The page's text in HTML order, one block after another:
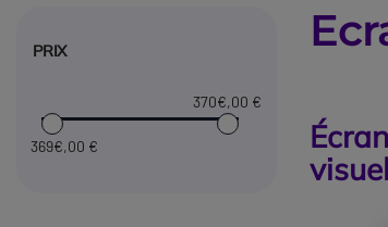
PRIX
369€,00 €
370€,00 €